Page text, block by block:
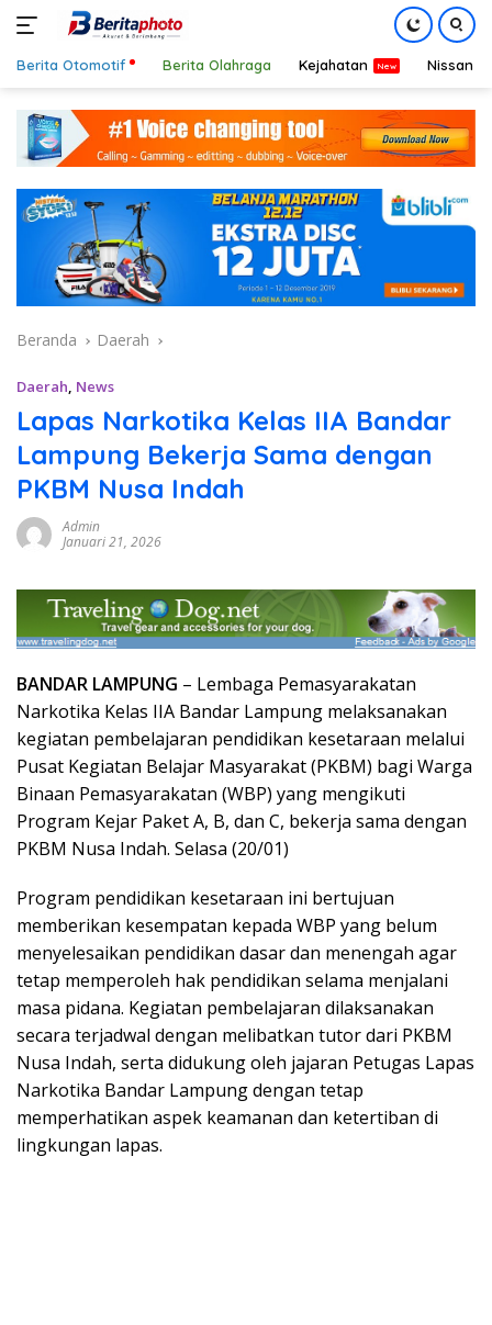
konten
Berita Otomotif Berita Olahraga Kejahatan Nissan
Beranda Daerah
Daerah, News
Lapas Narkotika Kelas IIA Bandar
Lampung Bekerja Sama dengan
PKBM Nusa Indah
Admin
Januari 21, 2026
BANDAR LAMPUNG – Lembaga Pemasyarakatan
Narkotika Kelas IIA Bandar Lampung melaksanakan
kegiatan pembelajaran pendidikan kesetaraan melalui
Pusat Kegiatan Belajar Masyarakat (PKBM) bagi Warga
Binaan Pemasyarakatan (WBP) yang mengikuti
Program Kejar Paket A, B, dan C, bekerja sama dengan
PKBM Nusa Indah. Selasa (20/01)
Program pendidikan kesetaraan ini bertujuan
memberikan kesempatan kepada WBP yang belum
menyelesaikan pendidikan dasar dan menengah agar
tetap memperoleh hak pendidikan selama menjalani
masa pidana. Kegiatan pembelajaran dilaksanakan
secara terjadwal dengan melibatkan tutor dari PKBM
Nusa Indah, serta didukung oleh jajaran Petugas Lapas
Narkotika Bandar Lampung dengan tetap
memperhatikan aspek keamanan dan ketertiban di
lingkungan lapas.